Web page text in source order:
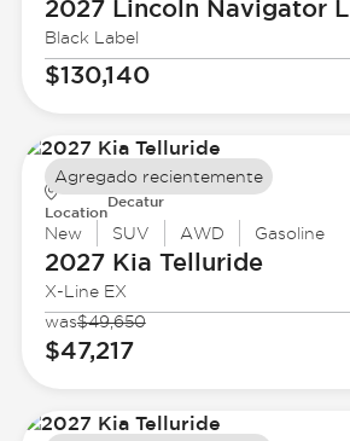
2027 Lincoln Navigator L
Black Label
$130,140
Location
Decatur
New SUV AWD Gasoline
2027 Kia Telluride
X-Line EX
was$49,650
$47,217
Agregado recientemente